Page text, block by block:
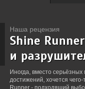
Наша рецензия
Shine
и
Иногда, вместо серьёзных
достижений, хочется
Runner - подходящий